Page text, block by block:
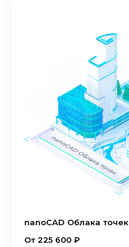
nanoCAD Облака точек
От 225 600 ₽